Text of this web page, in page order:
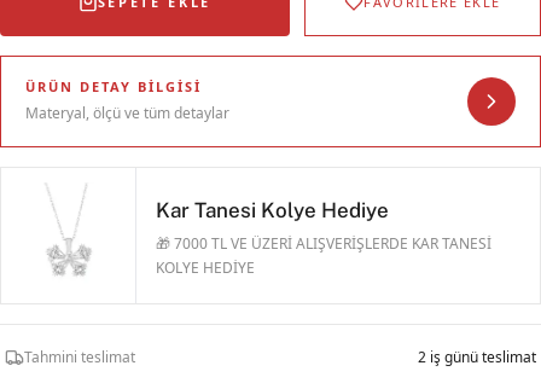
ÜRÜN DETAY BILGISI
Materyal, ölçü ve tüm detaylar
Kar Tanesi Kolye Hediye
🎁 7000 TL VE ÜZERİ ALIŞVERİŞLERDE KAR TANESİ
KOLYE HEDİYE
Tahmini teslimat 2 iş günü teslimat